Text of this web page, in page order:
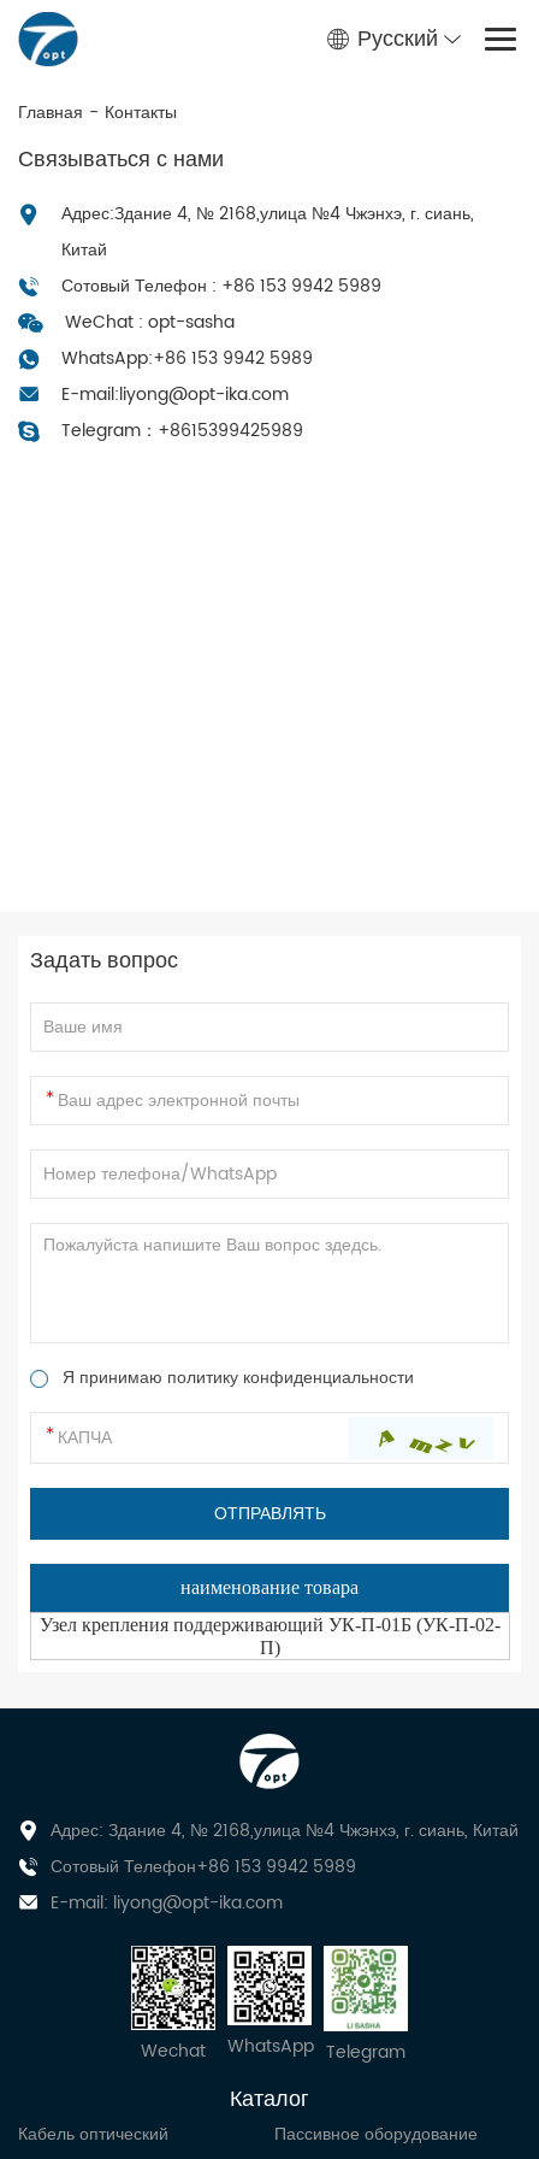
Русский
Главная - Контакты
Связываться с нами
Адрес:Здание 4, № 2168,улица №4 Чжэнхэ, г. сиань,
Китай
Сотовый Телефон : +86 153 9942 5989
WeChat : opt-sasha
WhatsApp:+86 153 9942 5989
E-mail:liyong@opt-ika.com
Telegram： +8615399425989
Задать вопрос
Я принимаю политику конфиденциальности
наименование товара
Узел крепления поддерживающий УК-П-01Б (УК-П-02-
П)
Адрес: Здание 4, № 2168,улица №4 Чжэнхэ, г. сиань, Китай
Сотовый Телефон+86 153 9942 5989
E-mail: liyong@opt-ika.com
Wechat WhatsApp Telegram
Каталог
Кабель оптический
Пассивное оборудование